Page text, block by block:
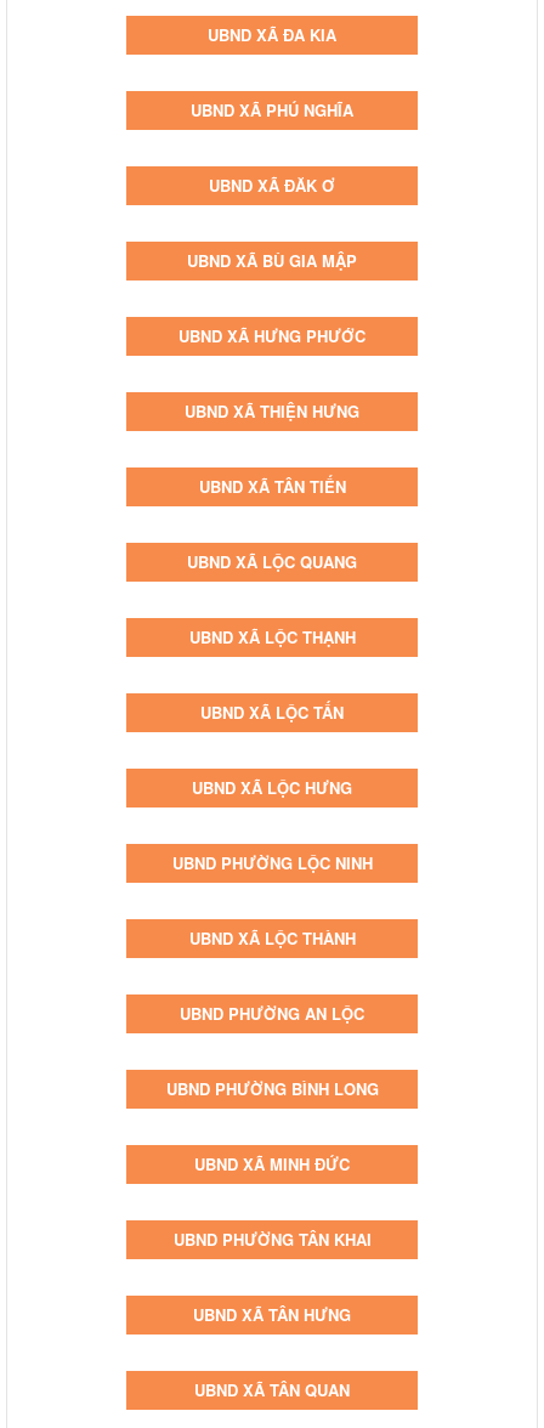
UBND XÃ ĐA KIA
UBND XÃ PHÚ NGHĨA
UBND XÃ ĐĂK Ơ
UBND XÃ BÙ GIA MẬP
UBND XÃ HƯNG PHƯỚC
UBND XÃ THIỆN HƯNG
UBND XÃ TÂN TIẾN
UBND XÃ LỘC QUANG
UBND XÃ LỘC THẠNH
UBND XÃ LỘC TẤN
UBND XÃ LỘC HƯNG
UBND PHƯỜNG LỘC NINH
UBND XÃ LỘC THÀNH
UBND PHƯỜNG AN LỘC
UBND PHƯỜNG BÌNH LONG
UBND XÃ MINH ĐỨC
UBND PHƯỜNG TÂN KHAI
UBND XÃ TÂN HƯNG
UBND XÃ TÂN QUAN